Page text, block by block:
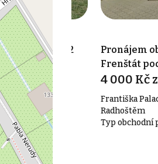
prostoru 582
582 m²
Pronájem
Frenštát
4 000 Kč
Františka
Radhoštěm
Typ obchodní